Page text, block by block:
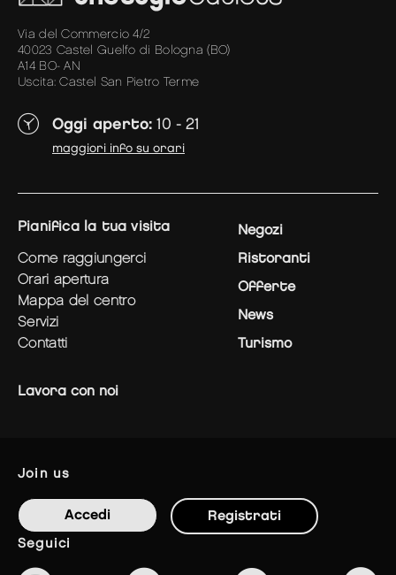
Via del Commercio 4/2
40023 Castel Guelfo di Bologna (BO)
A14 BO- AN
Uscita: Castel San Pietro Terme
Oggi aperto: 10 - 21
maggiori info su orari
pianifica la tua visita
come raggiungerci
orari apertura
mappa del centro
servizi
contatti
Negozi
Ristoranti
Offerte
News
Turismo
Lavora con noi
join us
Accedi Registrati
seguici